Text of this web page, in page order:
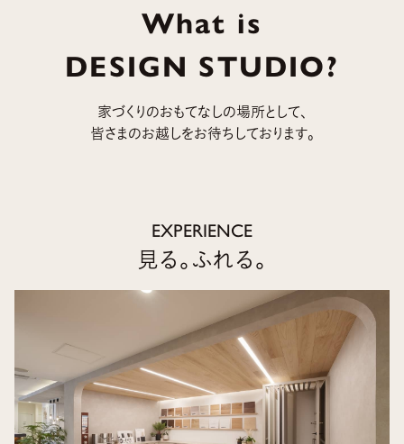
What is
DESIGN STUDIO?
家づくりのおもてなしの場所として、
皆さまのお越しをお待ちしております。
EXPERIENCE
見る。ふれる。